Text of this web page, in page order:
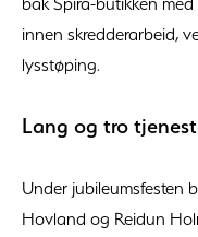
innen skredderarbeid,
lysstøping.
Lang og tro
Under jubileumsfesten
Hovland og Reidun